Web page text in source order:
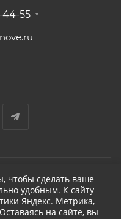
44-55
АВТОНОВЬЕ
чтобы сделать ваше
удобным. К cайту
Яндекс. Метрика,
на сайте, вы